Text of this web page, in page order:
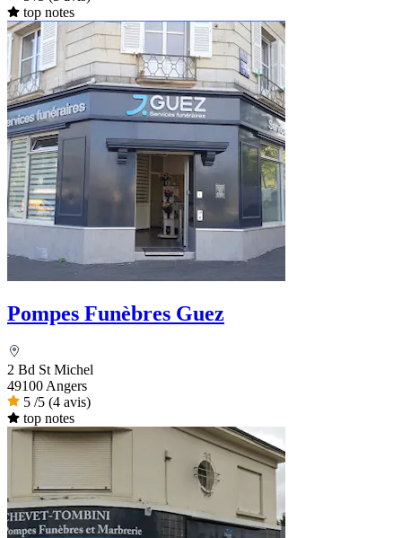
top notes
Pompes Funèbres Guez
2 Bd St Michel
49100 Angers
5 /5 (4 avis)
top notes